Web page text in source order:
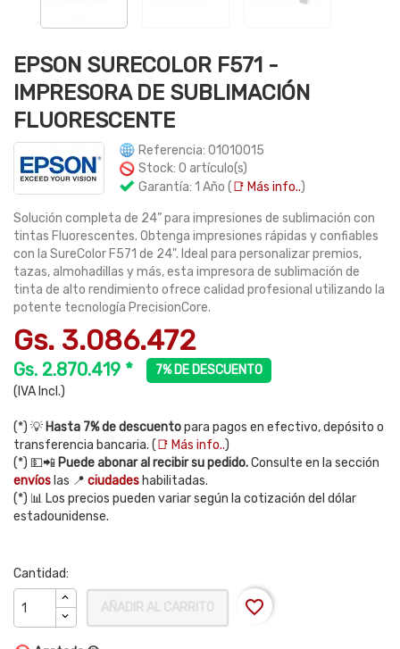
EPSON SURECOLOR F571 -
IMPRESORA DE SUBLIMACIÓN
FLUORESCENTE
Referencia: 01010015
Stock: 0 artículo(s)
Garantía: 1 Año (📑 Más info..)
Solución completa de 24” para impresiones de sublimación con
tintas Fluorescentes. Obtenga impresiones rápidas y confiables
con la SureColor F571 de 24". Ideal para personalizar premios,
tazas, almohadillas y más, esta impresora de sublimación de
tinta de alto rendimiento ofrece calidad profesional utilizando la
potente tecnología PrecisionCore.
Gs. 3.086.472
Gs. 2.870.419 *
7% DE DESCUENTO
(IVA Incl.)
(*) 💡 Hasta 7% de descuentopara pagos en efectivo, depósito o
transferencia bancaria. (📑 Más info..)
(*) 💵📲 Puede abonar al recibir su pedido.Consulte en la sección
envíos las 📍 ciudades habilitadas.
(*) 📊 Los precios pueden variar según la cotización del dólar
estadounidense.
Cantidad:
AÑADIR AL CARRITO favorite_border